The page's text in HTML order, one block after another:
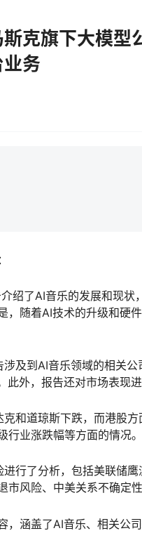
克旗下大模型
务
绍了AI音乐的发展和现
，随着AI技术的升级和硬
及到AI音乐领域的相关
外，报告还对市场表现进
和道琼斯下跌，而港股
业涨跌幅等方面的情况。
行了分析，包括美联储
风险、中美关系不确定性
，涵盖了AI音乐、相关公